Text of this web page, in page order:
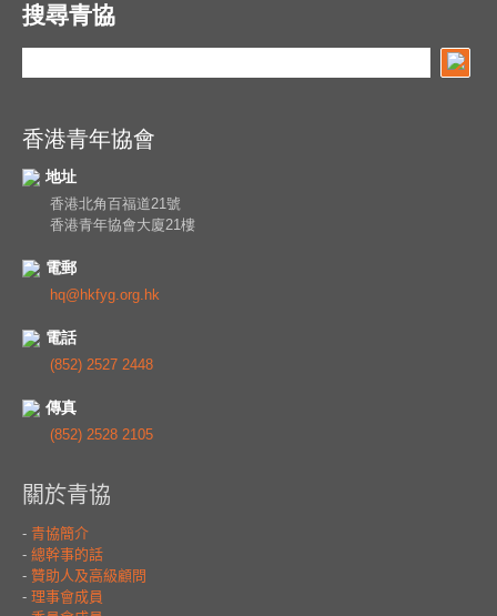
搜尋青協
香港青年協會
地址
香港北角百福道21號
香港青年協會大廈21樓
電郵
hq@hkfyg.org.hk
電話
(852) 2527 2448
傳真
(852) 2528 2105